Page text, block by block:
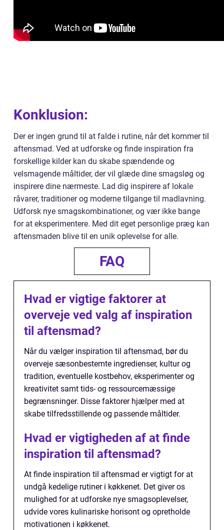
Konklusion:
Der er ingen grund til at falde i rutine, når det kommer til
aftensmad. Ved at udforske og finde inspiration fra
forskellige kilder kan du skabe spændende og
velsmagende måltider, der vil glæde dine smagsløg og
inspirere dine nærmeste. Lad dig inspirere af lokale
råvarer, traditioner og moderne tilgange til madlavning.
Udforsk nye smagskombinationer, og vær ikke bange
for at eksperimentere. Med dit eget personlige præg kan
aftensmaden blive til en unik oplevelse for alle.
FAQ
Hvad er vigtige faktorer at
overveje ved valg af inspiration
til aftensmad?
Når du vælger inspiration til aftensmad, bør du
overveje sæsonbestemte ingredienser, kultur og
tradition, eventuelle kostbehov, eksperimenter og
kreativitet samt tids- og ressourcemæssige
begrænsninger. Disse faktorer hjælper med at
skabe tilfredsstillende og passende måltider.
Hvad er vigtigheden af at finde
inspiration til aftensmad?
At finde inspiration til aftensmad er vigtigt for at
undgå kedelige rutiner i køkkenet. Det giver os
mulighed for at udforske nye smagsoplevelser,
udvide vores kulinariske horisont og opretholde
motivationen i køkkenet.